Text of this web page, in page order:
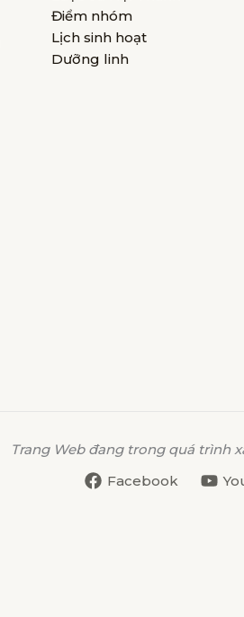
Điểm nhóm
Lịch sinh hoạt
Dưỡng linh
Trang Web đang trong quá trình
Facebook